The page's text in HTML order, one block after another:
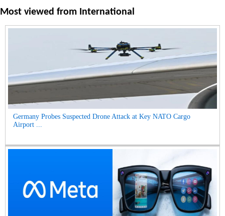
Most viewed from International
Germany Probes Suspected Drone Attack at Key NATO Cargo
Airport ...